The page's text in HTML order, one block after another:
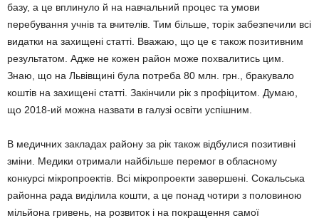
базу, а це вплинуло й на навчальний процес та умови
перебування учнів та вчителів. Тим більше, торік забез­печили всі
видатки на захищені статті. Вважаю, що це є також позитивним
результатом. Адже не кожен район може похвалитись цим.
Знаю, що на Львівщині була потреба 80 млн. грн., бракувало
коштів на захищені статті. Закінчили рік з профіцитом. Думаю,
що 2018-ий можна назвати в галузі освіти успішним.
В медичних закладах району за рік також відбулися позитивні
зміни. Медики отримали найбільше перемог в обласному
конкурсі мікро­проектів. Всі мікропроекти завершені. Сокальська
районна рада виділила кошти, а це понад чотири з половиною
мільйона гривень, на роз­виток і на покращення самої